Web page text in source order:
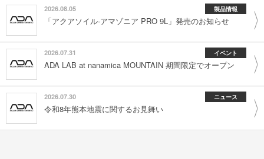
2026.08.05 製品情報
「アクアソイル-アマゾニア PRO 9L」発売のお知らせ
2026.07.31 イベント
ADA LAB at nanamica MOUNTAIN 期間限定でオープン
2026.07.30 ニュース
令和8年熊本地震に関するお見舞い